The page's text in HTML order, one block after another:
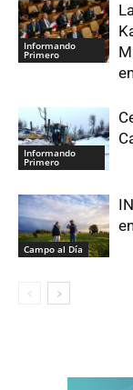
Informando
Primero
Informando
Primero
Campo al Día